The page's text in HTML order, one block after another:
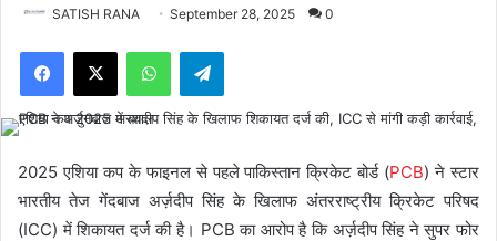
SATISH RANA September 28, 2025 0
Facebook
X WhatsAppTelegram
2025 एशिया कप के फाइनल से पहले पाकिस्तान क्रिकेट बोर्ड (PCB) ने स्टार
भारतीय तेज गेंदबाज अर्ज़दीप सिंह के खिलाफ अंतरराष्ट्रीय क्रिकेट परिषद
(ICC) में शिकायत दर्ज की है। PCB का आरोप है कि अर्ज़दीप सिंह ने सुपर फोर